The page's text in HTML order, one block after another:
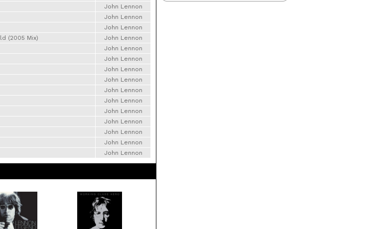
John Lennon
John Lennon
John Lennon
(2005 Mix)
John Lennon
John Lennon
John Lennon
John Lennon
John Lennon
John Lennon
John Lennon
John Lennon
John Lennon
John Lennon
John Lennon
John Lennon